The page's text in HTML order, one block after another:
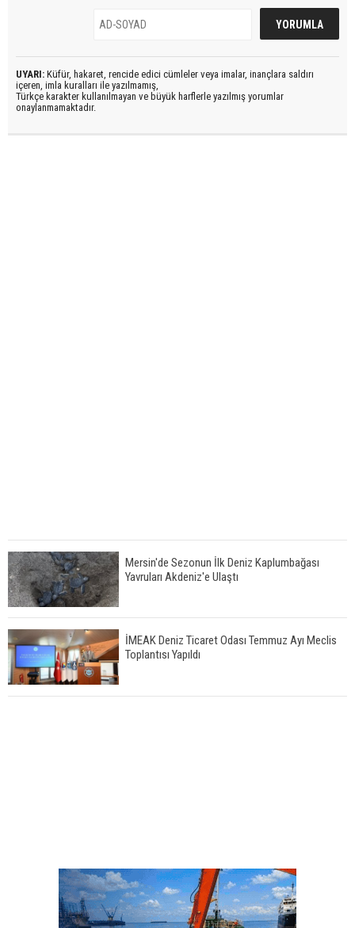
UYARI: Küfür, hakaret, rencide edici cümleler veya imalar, inançlara saldırı
içeren, imla kuralları ile yazılmamış,
Türkçe karakter kullanılmayan ve büyük harflerle yazılmış yorumlar
onaylanmamaktadır.
Mersin'de Sezonun İlk Deniz Kaplumbağası
Yavruları Akdeniz'e Ulaştı
İMEAK Deniz Ticaret Odası Temmuz Ayı Meclis
Toplantısı Yapıldı